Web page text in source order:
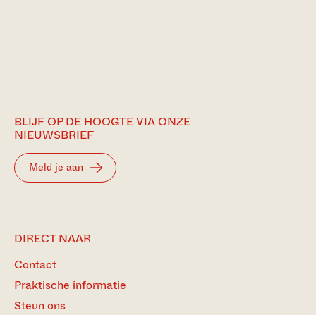
BLIJF OP DE HOOGTE VIA ONZE
NIEUWSBRIEF
Meld je aan
DIRECT NAAR
Contact
Praktische informatie
Steun ons